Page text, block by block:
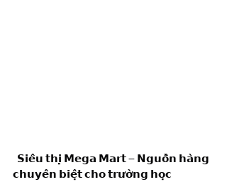
𝗦𝗶𝗲̂𝘂 𝘁𝗵𝗶̣ 𝗠𝗲𝗴𝗮 𝗠𝗮𝗿𝘁 – 𝗡𝗴𝘂𝗼̂̀𝗻 𝗵𝗮̀𝗻𝗴
𝗰𝗵𝘂𝘆𝗲̂𝗻 𝗯𝗶𝗲̣̂𝘁 𝗰𝗵𝗼 𝘁𝗿𝘂̛𝗼̛̀𝗻𝗴 𝗵𝗼̣𝗰